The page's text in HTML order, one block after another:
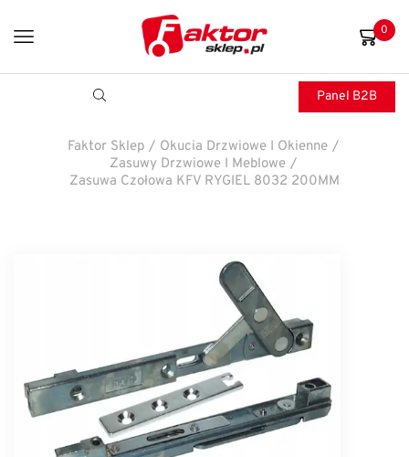
0
Panel B2B
Faktor Sklep / Okucia Drzwiowe I Okienne /
Zasuwy Drzwiowe I Meblowe /
Zasuwa Czołowa KFV RYGIEL 8032 200MM